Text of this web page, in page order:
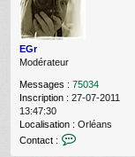
EGr
Modérateur
Messages : 75034
Inscription : 27-07-2011
13:47:30
Localisation : Orléans
Contact :